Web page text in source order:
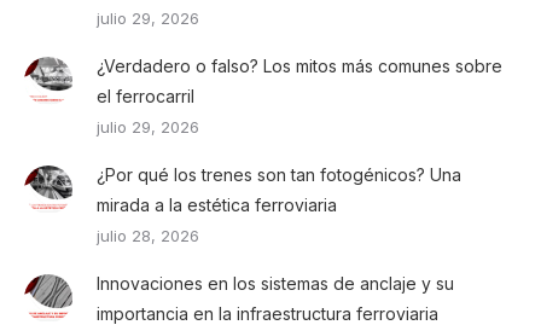
julio 29, 2026
¿Verdadero o falso? Los mitos más comunes sobre
el ferrocarril
julio 29, 2026
¿Por qué los trenes son tan fotogénicos? Una
mirada a la estética ferroviaria
julio 28, 2026
Innovaciones en los sistemas de anclaje y su
importancia en la infraestructura ferroviaria